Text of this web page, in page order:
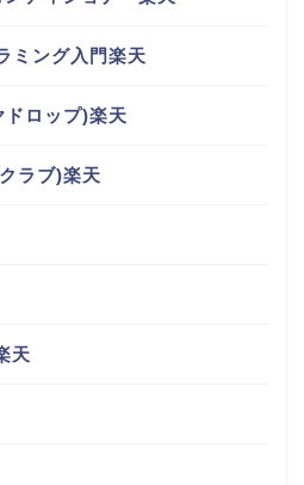
ミング入門楽天
ロップ)楽天
ラブ)楽天
天